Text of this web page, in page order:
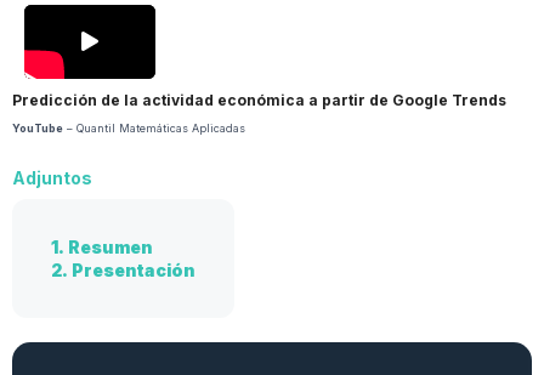
Predicción de la actividad económica a partir de Google Trends
YouTube – Quantil Matemáticas Aplicadas
Adjuntos
1. Resumen
2. Presentación